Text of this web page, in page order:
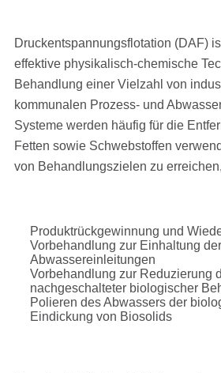
Druckentspannungsflotation (DAF)
effektive physikalisch-chemische
Behandlung einer Vielzahl von
kommunalen Prozess- und
Systeme werden häufig für die
Fetten sowie Schwebstoffen
von Behandlungszielen zu
Produktrückgewinnung und
Vorbehandlung zur Einhaltung
Abwassereinleitungen
Vorbehandlung zur Reduzierung
nachgeschalteter biologischer
Polieren des Abwassers der
Eindickung von Biosolids